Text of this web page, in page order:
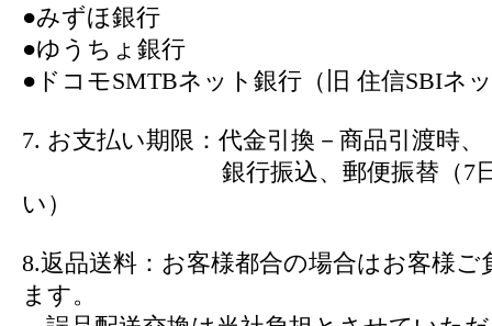
●みずほ銀行
●ゆうちょ銀行
●ドコモSMTBネット銀行（旧 住信SBIネ
7. お支払い期限：代金引換－商品引渡時、
銀行振込、郵便振替（7日
い）
8.返品送料：お客様都合の場合はお客様ご
ます。